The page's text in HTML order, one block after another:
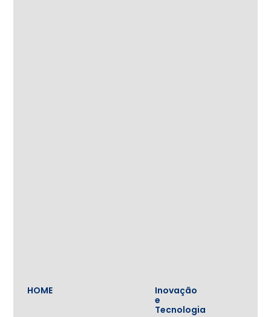
HOME
Inovação
e
Tecnologia